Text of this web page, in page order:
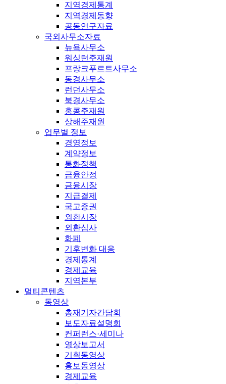
지역경제통계
지역경제동향
공동연구자료
국외사무소자료
뉴욕사무소
워싱턴주재원
프랑크푸르트사무소
동경사무소
런던사무소
북경사무소
홍콩주재원
상해주재원
업무별 정보
경영정보
계약정보
통화정책
금융안정
금융시장
지급결제
국고증권
외환시장
외환심사
화폐
기후변화 대응
경제통계
경제교육
지역본부
멀티콘텐츠
동영상
총재기자간담회
보도자료설명회
컨퍼런스·세미나
영상보고서
기획동영상
홍보동영상
경제교육